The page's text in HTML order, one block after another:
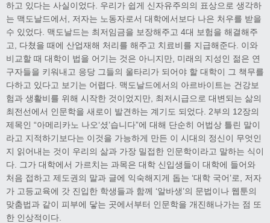
하고 있다는 사실이었다. 우리가 쉽게 신자유주의의 표상으로 생각하
는 맥도날드에서, 저자는 노동자로서 대학에서보다 나은 처우를 받을
수 있었다. 맥도날드는 최저임금을 보장해주고 4대 보험을 해결해주
고, 다쳤을 때에 산업재해 처리를 해주고 치료비를 지급해준다. 이와
비교할 때 대학이 법을 어기는 것은 아니지만, 미래의 지성인 젊은 연
구자들을 키워내고 응당 그들의 울타리가 되어야 할 대학이 그 책무를
다하고 있다고 보기는 어렵다. 맥도날드에서의 아르바이트는 건강보
험과 생활비를 위해 시작한 것이었지만, 최저시급으로 대변되는 삶의
최전선에서 인문학을 새로이 발견하는 계기도 되었다. 2부의 12장의
제목인 “아메리카노 나오‘셨’습니다”에 대해 단순히 어법상 틀린 말이
라고 지적하기보다는 이것을 가능하게 만든 이 시대의 정신이 무엇인
지 읽어내는 것이 우리의 삶과 가장 밀접한 인문학이라고 말하는 식이
다. 그가 대학에서 가르치는 과목은 대학 신입생들이 대학에 들어와
처음 접하고 제도권의 말과 글에 익숙해지게 돕는 ‘대학 국어’로, 저자
가 고등교육에 갓 진입한 학생들과 함께 ‘알바생’의 문법이나 웹툰의
맞춤법과 같이 피부에 닿는 곳에서부터 인문학을 개진해나가는 점 또
한 인상적이다.